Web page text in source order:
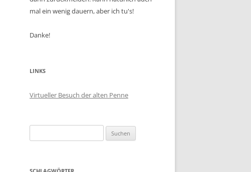
mal ein wenig dauern, aber ich tu's!
Danke!
LINKS
Virtueller Besuch der alten Penne
nach: